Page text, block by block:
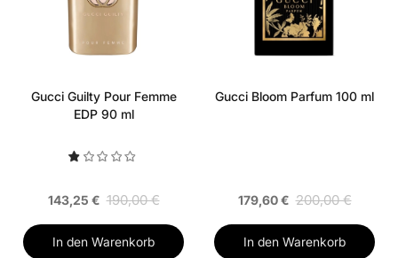
Gucci Guilty Pour Femme
EDP 90 ml
143,25 € 190,00 €
In den Warenkorb
Gucci Bloom Parfum 100 ml
179,60 € 200,00 €
In den Warenkorb